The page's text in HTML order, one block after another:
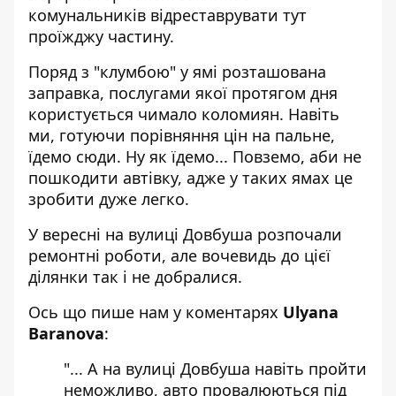
комунальників відреставрувати тут
проїжджу частину.
Поряд з "клумбою" у ямі розташована
заправка, послугами якої протягом дня
користується чимало коломиян. Навіть
ми, готуючи порівняння цін на пальне,
їдемо сюди. Ну як їдемо... Повземо, аби не
пошкодити автівку, адже у таких ямах це
зробити дуже легко.
У вересні на вулиці Довбуша розпочали
ремонтні роботи, але вочевидь до цієї
ділянки так і не добралися.
Ось що пише нам у коментарях Ulyana
Baranova:
"... А на вулиці Довбуша навіть пройти
неможливо, авто провалюються під